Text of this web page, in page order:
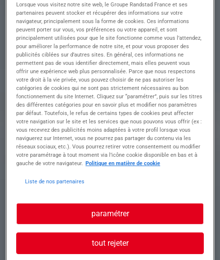
Descriptif du poste :
SOUDEUR SEMI-
AUTO H/F
Descriptif du poste : Vos missions :
• Réaliser des soudures semi-automatiques
(MIG/MAG) sur acier
• Travailler sur tôles fines avec exigence de
qualité
• Effectuer des soudures sur gabarit
• Contrôler la conformité des soudures réalisées
• Respecter les consignes de sécurité et les
standards de production
Profil recherché
• Vous avez une expérience en soudure semi-
Lorsque vous visitez notre site web, le Groupe Randstad France et ses
partenaires peuvent stocker et récupérer des informations sur votre
navigateur, principalement sous la forme de cookies. Ces informations
peuvent porter sur vous, vos préférences ou votre appareil, et sont
principalement utilisées pour que le site fonctionne comme vous l’attendez,
pour améliorer la performance de notre site, et pour vous proposer des
publicités ciblées sur d’autres sites. En général, ces informations ne
permettent pas de vous identifier directement, mais elles peuvent vous
offrir une expérience web plus personnalisée. Parce que nous respectons
votre droit à la vie privée, vous pouvez choisir de ne pas autoriser les
catégories de cookies qui ne sont pas strictement nécessaires au bon
fonctionnement du site Internet. Cliquez sur “paramétrer”, puis sur les titres
des différentes catégories pour en savoir plus et modifier nos paramètres
par défaut. Toutefois, le refus de certains types de cookies peut affecter
votre navigation sur le site et les services que nous pouvons vous offrir (ex :
vous recevrez des publicités moins adaptées à votre profil lorsque vous
naviguerez sur Internet, vous ne pourrez pas partager du contenu via les
réseaux sociaux, etc.). Vous pourrez retirer votre consentement ou modifier
votre paramétrage à tout moment via l’icône cookie disponible en bas et à
gauche de votre navigateur. Politique en matière de cookie
Liste de nos partenaires
paramétrer
tout rejeter